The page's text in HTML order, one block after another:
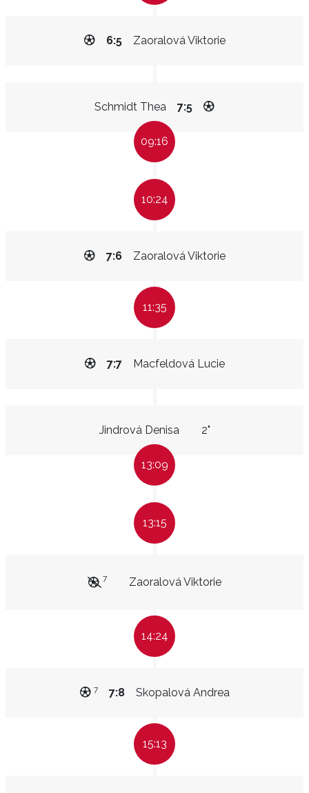
Zaoralová Viktorie
6:5
Schmidt Thea 7:5
09:16
10:24
Zaoralová Viktorie
7:6
11:35
Macfeldová Lucie
7:7
Jindrová Denisa 2"
13:09
13:15
Zaoralová Viktorie
7
14:24
Skopalová Andrea
7:8
7
15:13